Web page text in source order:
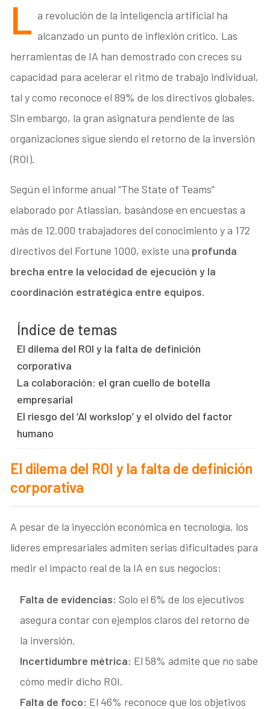
L a revolución de la inteligencia artificial ha
alcanzado un punto de inflexión crítico. Las
herramientas de IA han demostrado con creces su
capacidad para acelerar el ritmo de trabajo individual,
tal y como reconoce el 89% de los directivos globales.
Sin embargo, la gran asignatura pendiente de las
organizaciones sigue siendo el retorno de la inversión
(ROI).
Según el informe anual “The State of Teams”
elaborado por Atlassian, basándose en encuestas a
más de 12.000 trabajadores del conocimiento y a 172
directivos del Fortune 1000, existe una profunda
brecha entre la velocidad de ejecución y la
coordinación estratégica entre equipos.
Índice de temas
El dilema del ROI y la falta de definición
corporativa
La colaboración: el gran cuello de botella
empresarial
El riesgo del ‘AI workslop’ y el olvido del factor
humano
El dilema del ROI y la falta de definición
corporativa
A pesar de la inyección económica en tecnología, los
líderes empresariales admiten serias dificultades para
medir el impacto real de la IA en sus negocios:
Falta de evidencias: Solo el 6% de los ejecutivos
asegura contar con ejemplos claros del retorno de
la inversión.
Incertidumbre métrica: El 58% admite que no sabe
cómo medir dicho ROI.
Falta de foco: El 46% reconoce que los objetivos